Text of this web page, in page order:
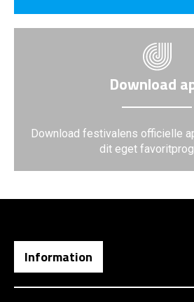
Download
Download festivalens officielle
dit eget
Information